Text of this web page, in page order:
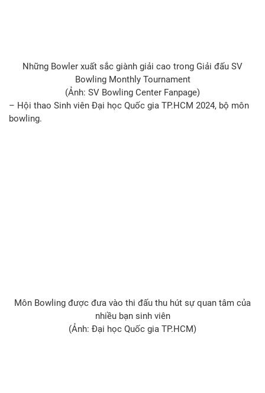
Những Bowler xuất sắc giành giải cao trong Giải đấu SV
Bowling Monthly Tournament
(Ảnh: SV Bowling Center Fanpage)
– Hội thao Sinh viên Đại học Quốc gia TP.HCM 2024, bộ môn
bowling.
Môn Bowling được đưa vào thi đấu thu hút sự quan tâm của
nhiều bạn sinh viên
(Ảnh: Đại học Quốc gia TP.HCM)